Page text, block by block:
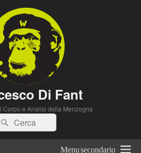
Di Fant
Corpo e Analisi della Menzogna
Cerca
Menu secondario